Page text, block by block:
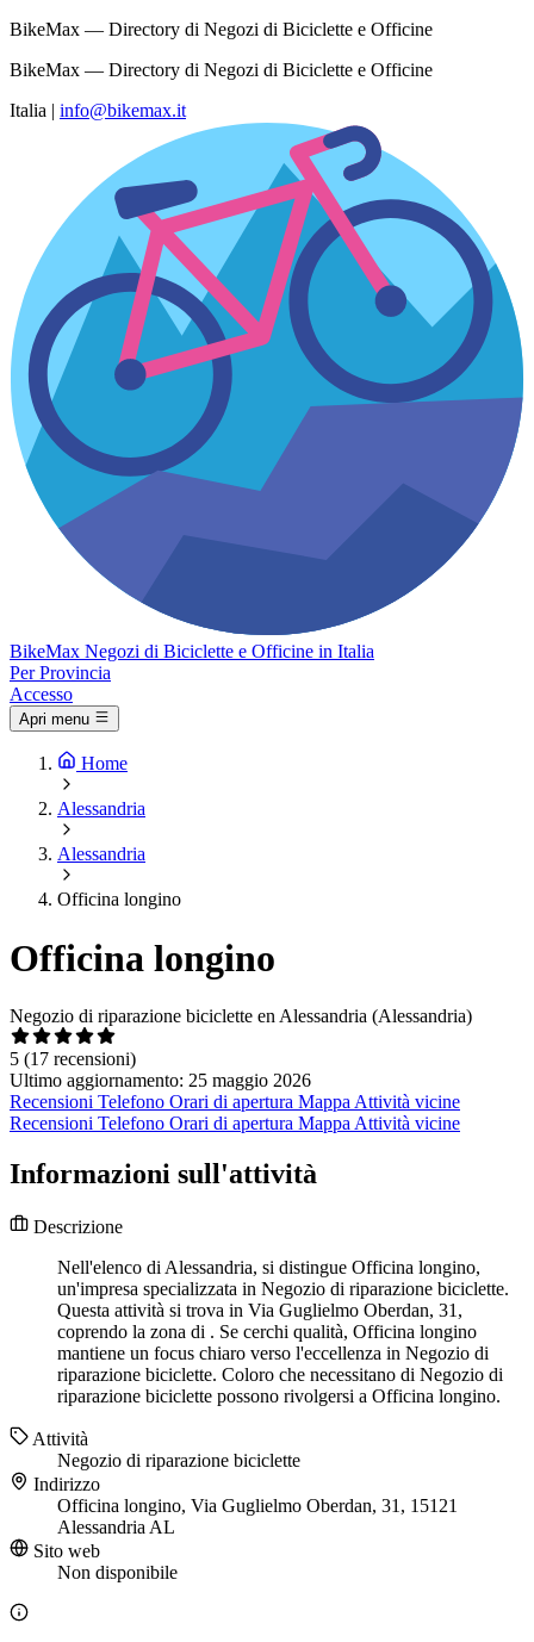
BikeMax — Directory di Negozi di Biciclette e Officine
BikeMax — Directory di Negozi di Biciclette e Officine
Italia | info@bikemax.it
BikeMax Negozi di Biciclette e Officine in Italia
Per Provincia
Accesso
Apri menu
Home
Alessandria
Alessandria
Officina longino
Officina longino
Negozio di riparazione biciclette en Alessandria (Alessandria)
5 (17 recensioni)
Ultimo aggiornamento: 25 maggio 2026
Recensioni Telefono Orari di apertura Mappa Attività vicine
Recensioni Telefono Orari di apertura Mappa Attività vicine
Informazioni sull'attività
Descrizione
Nell'elenco di Alessandria, si distingue Officina longino,
un'impresa specializzata in Negozio di riparazione biciclette.
Questa attività si trova in Via Guglielmo Oberdan, 31,
coprendo la zona di . Se cerchi qualità, Officina longino
mantiene un focus chiaro verso l'eccellenza in Negozio di
riparazione biciclette. Coloro che necessitano di Negozio di
riparazione biciclette possono rivolgersi a Officina longino.
Attività
Negozio di riparazione biciclette
Indirizzo
Officina longino, Via Guglielmo Oberdan, 31, 15121
Alessandria AL
Sito web
Non disponibile